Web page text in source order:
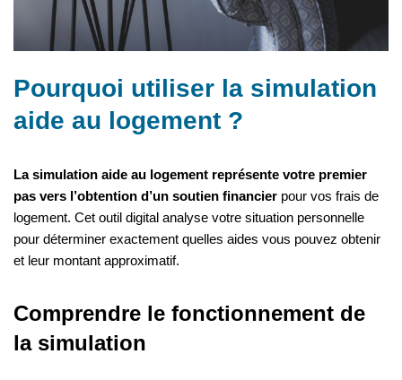
Pourquoi utiliser la simulation
aide au logement ?
La simulation aide au logement représente votre premier
pas vers l’obtention d’un soutien financier pour vos frais de
logement. Cet outil digital analyse votre situation personnelle
pour déterminer exactement quelles aides vous pouvez obtenir
et leur montant approximatif.
Comprendre le fonctionnement de
la simulation